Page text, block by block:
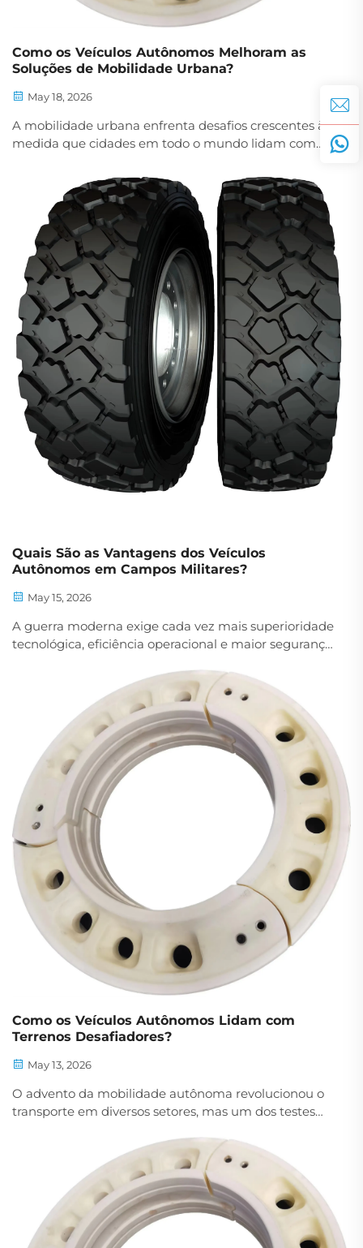
Como os Veículos Autônomos Melhoram as
Soluções de Mobilidade Urbana?
May 18, 2026
A mobilidade urbana enfrenta desafios crescentes à
medida que cidades em todo o mundo lidam com
ambiental e redes de transporte ineficientes. O
surgimento de veículos autônomos representa uma
solução transformadora que aborda...
Quais São as Vantagens dos Veículos
Autônomos em Campos Militares?
May 15, 2026
A guerra moderna exige cada vez mais superioridade
tecnológica, eficiência operacional e maior segurança
as inovações mais transformadoras que estão
remodelando as capacidades militares, os veículos
autônomos têm...
Como os Veículos Autônomos Lidam com
Terrenos Desafiadores?
May 13, 2026
O advento da mobilidade autônoma revolucionou o
transporte em diversos setores, mas um dos testes
sendo sua capacidade de navegar em terrenos
desafiadores. De trilhas off-road rochosas e ladeiras
íngremes a...